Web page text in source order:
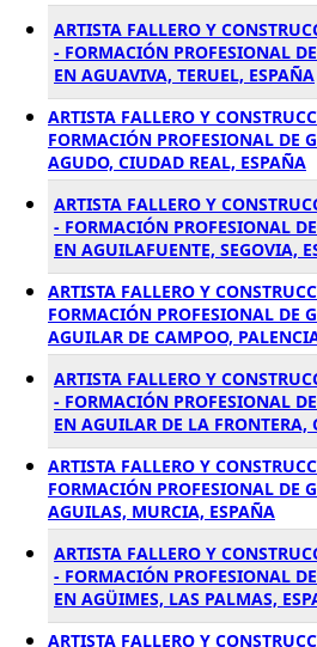
ARTISTA FALLERO Y
- FORMACIÓN PROFESIONAL
EN AGUAVIVA, TERUEL, ESPAÑA
ARTISTA FALLERO Y
FORMACIÓN PROFESIONAL DE
AGUDO, CIUDAD REAL, ESPAÑA
ARTISTA FALLERO Y
- FORMACIÓN PROFESIONAL
EN AGUILAFUENTE, SEGOVIA,
ARTISTA FALLERO Y
FORMACIÓN PROFESIONAL DE
AGUILAR DE CAMPOO,
ARTISTA FALLERO Y
- FORMACIÓN PROFESIONAL
EN AGUILAR DE LA FRONTERA,
ARTISTA FALLERO Y
FORMACIÓN PROFESIONAL DE
AGUILAS, MURCIA, ESPAÑA
ARTISTA FALLERO Y
- FORMACIÓN PROFESIONAL
EN AGÜIMES, LAS PALMAS,
ARTISTA FALLERO Y